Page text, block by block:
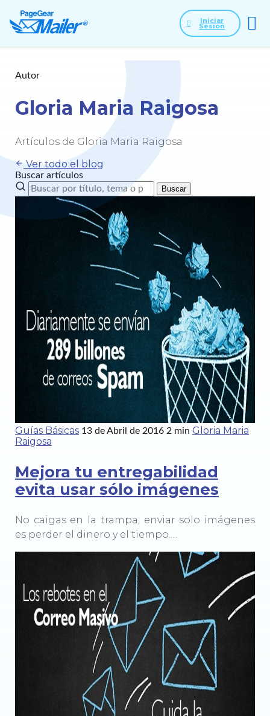
Iniciar
Sesión
Autor
Gloria Maria Raigosa
Artículos de Gloria Maria Raigosa
Ver todo el blog
Buscar artículos
Buscar
Guías Básicas 13 de Abril de 2016 2 min Gloria Maria
Raigosa
Mejora tu entregabilidad
evita usar sólo imágenes
No caigas en la trampa, enviar solo imágenes
es perder el dinero y el tiempo.…